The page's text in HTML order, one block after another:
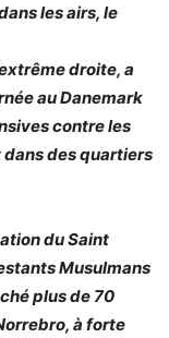
les airs, le
droite, a
au Danemark
contre les
des quartiers
du Saint
Musulmans
plus de 70
à forte